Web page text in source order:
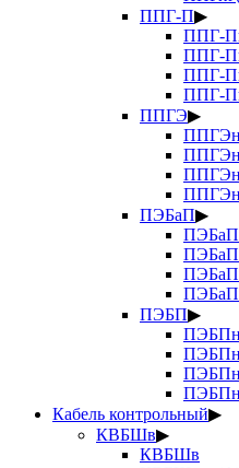
ППГ-П▶
ППГ-
ППГ-
ППГ-
ППГ-
ППГЭ▶
ПЭБаП▶
ПЭБП▶
Кабель контрольный▶
КВБШв▶
КВБШв